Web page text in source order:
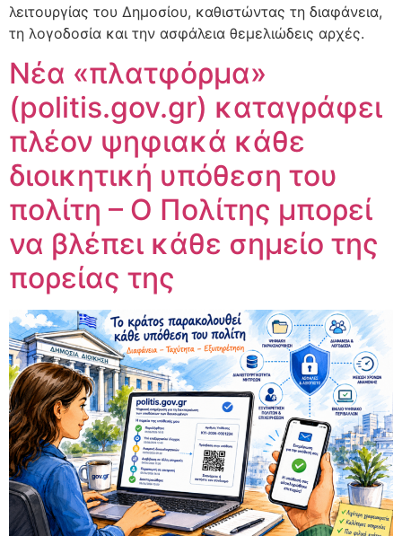
λειτουργίας του Δημοσίου, καθιστώντας τη διαφάνεια,
τη λογοδοσία και την ασφάλεια θεμελιώδεις αρχές.
Νέα «πλατφόρμα»
(politis.gov.gr) καταγράφει
πλέον ψηφιακά κάθε
διοικητική υπόθεση του
πολίτη – Ο Πολίτης μπορεί
να βλέπει κάθε σημείο της
πορείας της